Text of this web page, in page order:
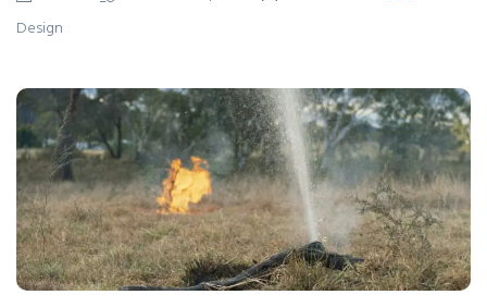
Design